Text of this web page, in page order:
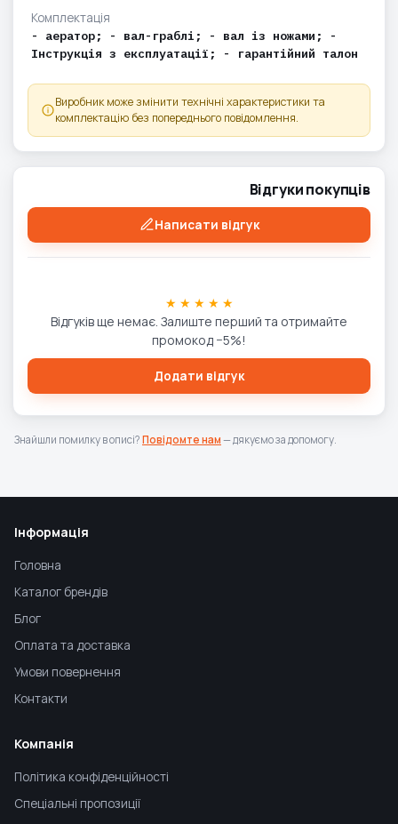
Комплектація
- аератор; - вал-граблі; - вал із ножами; -
Інструкція з експлуатації; - гарантійний талон
Виробник може змінити технічні характеристики та
комплектацію без попереднього повідомлення.
Відгуки покупців
Написати відгук
★ ★ ★ ★ ★
Відгуків ще немає. Залиште перший та отримайте
промокод −5%!
Додати відгук
Знайшли помилку в описі? Повідомте нам — дякуємо за допомогу.
Інформація
Головна
Каталог брендів
Блог
Оплата та доставка
Умови повернення
Контакти
Компанія
Політика конфіденційності
Спеціальні пропозиції